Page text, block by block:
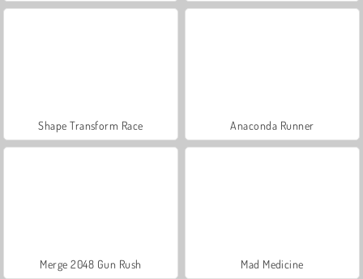
Shape Transform Race Anaconda Runner
Merge 2048 Gun Rush Mad Medicine